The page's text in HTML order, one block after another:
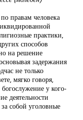
правам человека
практики,
способов
на решение
задержания
не только
мягко говоря,
у кого-
деятельности
собой уголовные